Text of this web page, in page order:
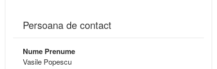
Persoana de contact
Nume Prenume
Vasile Popescu